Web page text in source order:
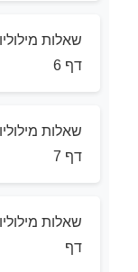
שאלות
דף 6
שאלות
דף 7
שאלות
דף